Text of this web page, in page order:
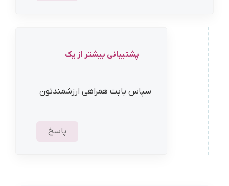
پشتیبانی بیشتر از یک
سپاس بابت همراهی ارزشمندتون
پاسخ